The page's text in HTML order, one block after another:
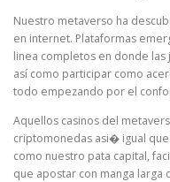
Nuestro metaverso ha
en internet. Plataformas
linea completos en donde
así­ como participar como
todo empezando por el
Aquellos casinos del
criptomonedas asi� igual
como nuestro pata capital,
que apostar con manga